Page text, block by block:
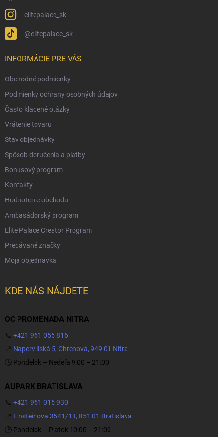
elitepalace_sk
@elitepalace_sk
INFORMÁCIE PRE VÁS
Obchodné podmienky
Podmienky ochrany osobných údajov
Často kladené otázky
Vrátenie tovaru
Stav objednávky
Spôsob doručenia a platby
Bonusový program
Kontakty
Hodnotenie obchodu
Ambasádorský program
Elite Palace Creator Program
Predávané značky
Moja objednávka
KDE NÁS NÁJDETE
OC PROMENADA NITRA
📞 +421 951 055 816
📍 Napervillská 5, Chrenová, 949 01 Nitra
🕒 Pondelok – Nedeľa 9:00 – 21:00
AUPARK BRATISLAVA
📞 +421 951 015 930
📍 Einsteinova 3541/18, 851 01 Bratislava
🕒 Pondelok – Piatok 10:00 – 21:00